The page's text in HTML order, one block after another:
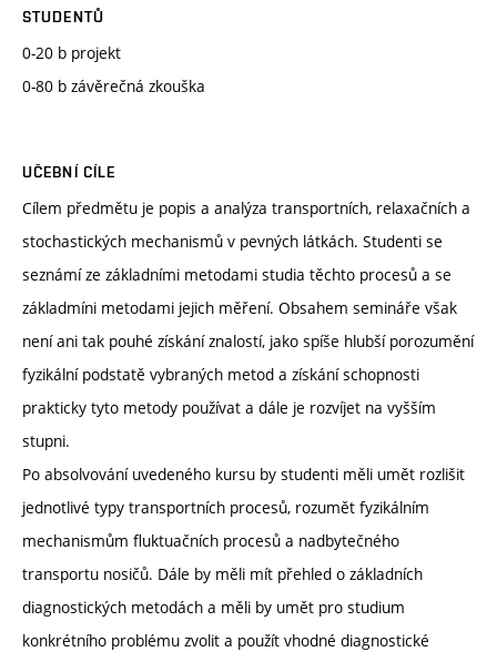
STUDENTŮ
0-20 b projekt
0-80 b závěrečná zkouška
UČEBNÍ CÍLE
Cílem předmětu je popis a analýza transportních, relaxačních a
stochastických mechanismů v pevných látkách. Studenti se
seznámí ze základními metodami studia těchto procesů a se
základmíni metodami jejich měření. Obsahem semináře však
není ani tak pouhé získání znalostí, jako spíše hlubší porozumění
fyzikální podstatě vybraných metod a získání schopnosti
prakticky tyto metody používat a dále je rozvíjet na vyšším
stupni.
Po absolvování uvedeného kursu by studenti měli umět rozlišit
jednotlivé typy transportních procesů, rozumět fyzikálním
mechanismům fluktuačních procesů a nadbytečného
transportu nosičů. Dále by měli mít přehled o základních
diagnostických metodách a měli by umět pro studium
konkrétního problému zvolit a použít vhodné diagnostické